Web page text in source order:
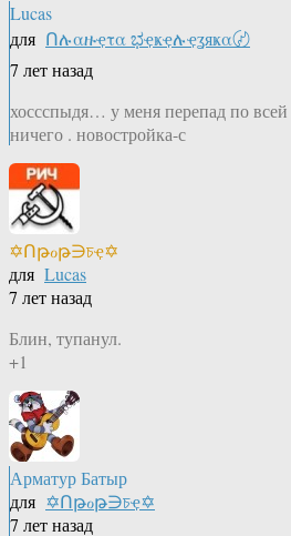
Lucas
для Ոሉαዙҿτα ಭҿҝҿሉҿʓяҝα〄
7 лет назад
хоссспыдя… у меня перепад по
ничего . новостройка-с
✡Ոթℴթ∋চҿ✡
для Lucas
7 лет назад
Блин, тупанул.
+1
Арматур Батыр
для ✡Ոթℴթ∋চҿ✡
7 лет назад